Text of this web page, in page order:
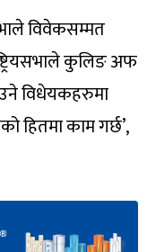
विवेकसम्मत
कुलिङ अफ
विधेयकहरुमा
हितमा काम गर्छ’,